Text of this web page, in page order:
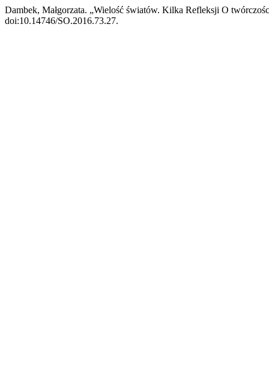
Dambek, Małgorzata. „Wielość światów. Kilka Refleksji O
doi:10.14746/SO.2016.73.27.